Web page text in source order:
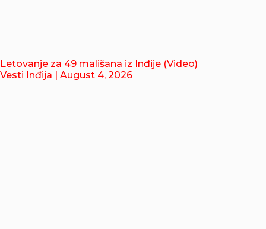
Letovanje za 49 mališana iz Inđije (Video)
Vesti Inđija | August 4, 2026